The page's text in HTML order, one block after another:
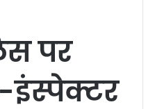
पर
इंस्पेक्टर